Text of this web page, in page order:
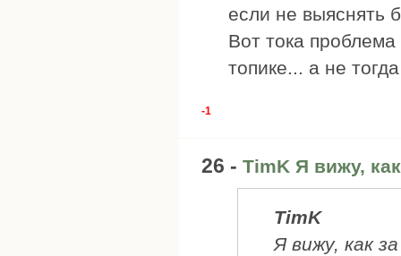
если не выяснять
Вот тока
топике... а не
-1
26 - TimK Я вижу,
TimK
Я вижу, как